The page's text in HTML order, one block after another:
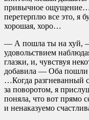
привычное ощущение…
перетерплю все это, я
хорошая, хоро…
— А пошла ты на хуй, —
удовольствием
глазки, и, чувствуя
добавила — Оба пошли
…Когда разгневанный
за поворотом, я
поняла, что вот прямо
и ненаказуемо